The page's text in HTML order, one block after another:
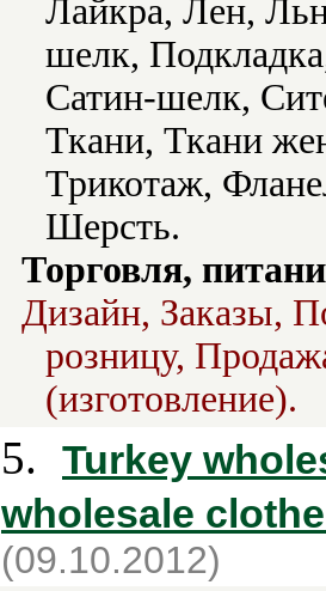
Лайкра, Лен,
шелк,
Сатин-шелк,
Ткани, Ткани
Трикотаж,
Шерсть.
Торговля,
Дизайн, Заказы,
розницу,
(изготовление).
5.
Turkey
wholesale
(09.10.2012)